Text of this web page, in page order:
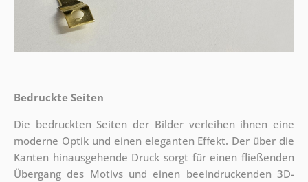
Bedruckte Seiten
Die bedruckten Seiten der Bilder verleihen ihnen eine
moderne Optik und einen eleganten Effekt. Der über die
Kanten hinausgehende Druck sorgt für einen fließenden
Übergang des Motivs und einen beeindruckenden 3D-